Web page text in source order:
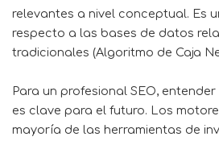
relevantes a nivel conceptual. Es
respecto a las bases de datos
tradicionales (Algoritmo de Caja
Para un profesional SEO, entender
es clave para el futuro. Los
mayoría de las herramientas de